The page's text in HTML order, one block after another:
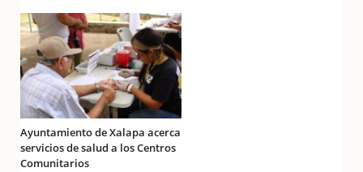
Ayuntamiento de Xalapa acerca
servicios de salud a los Centros
Comunitarios